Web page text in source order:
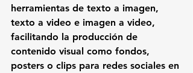
herramientas de texto a imagen,
texto a video e imagen a video,
facilitando la producción de
contenido visual como fondos,
posters o clips para redes sociales en